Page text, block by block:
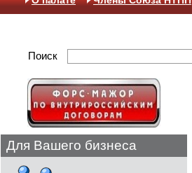
Поиск
Для Вашего бизнеса